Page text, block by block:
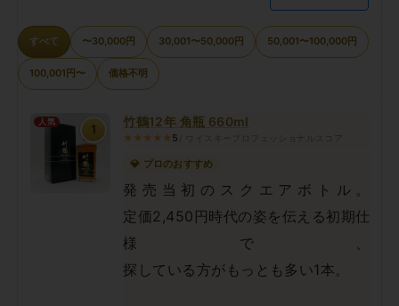
すべて 〜30,000円 30,001〜50,000円 50,001〜100,000円
100,001円〜 価格不明
1
人気 竹鶴12年 角瓶 660ml
★★★★★ 5
💎 プロのおすすめ
発売当初のスクエアボトル。
定価2,450円時代の姿を伝える初期仕
様で、
探している方がもっとも多い1本。